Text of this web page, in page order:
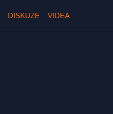
DISKUZE VIDEA